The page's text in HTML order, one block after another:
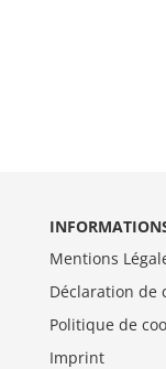
Mentions
Déclaration de
Politique de
Imprint